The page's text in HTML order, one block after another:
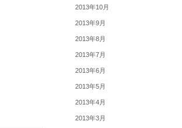
2013年10月
2013年9月
2013年8月
2013年7月
2013年6月
2013年5月
2013年4月
2013年3月